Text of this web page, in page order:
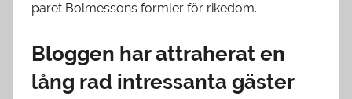
paret Bolmessons formler för rikedom.
Bloggen har attraherat en
lång rad intressanta gäster